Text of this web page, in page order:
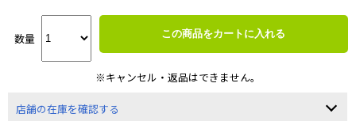
数量 この商品をカートに入れる
※キャンセル・返品はできません。
店舗の在庫を確認する